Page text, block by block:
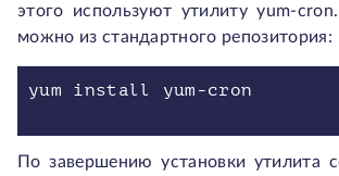
этого используют утилиту yum-
можно из стандартного репозитория:
По завершению установки утилита